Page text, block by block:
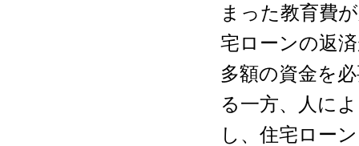
まった教育費
宅ローンの返
多額の資金を
る一方、人に
し、住宅ロー